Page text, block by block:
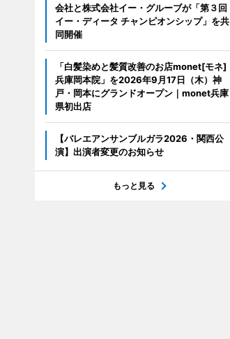
会社と株式会社イー・グルーブが「第３回
イー・ディータ チャンピオンシップ」を共
同開催
「白髪染めと髪質改善のお店monet[モネ]
兵庫岡本院」を2026年9月17日（木）神
戸・岡本にグランドオープン｜monet兵庫
県初出店
【バレエアンサンブルガラ2026・関西公
演】出演者変更のお知らせ
もっと見る